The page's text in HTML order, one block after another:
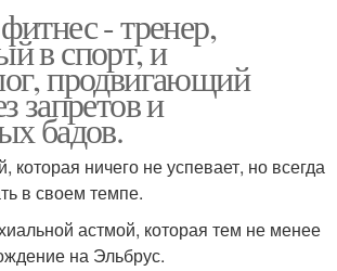
- тренер,
в спорт, и
продвигающий
запретов и
бадов.
которая ничего не успевает, но всегда
в своем темпе.
астмой, которая тем не менее
на Эльбрус.